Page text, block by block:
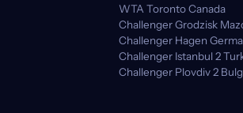
WTA Toronto Canada
Challenger Grodzisk
Challenger Hagen
Challenger Istanbul 2
Challenger Plovdiv 2